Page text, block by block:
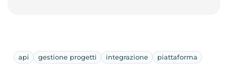
api gestione progetti integrazione piattaforma